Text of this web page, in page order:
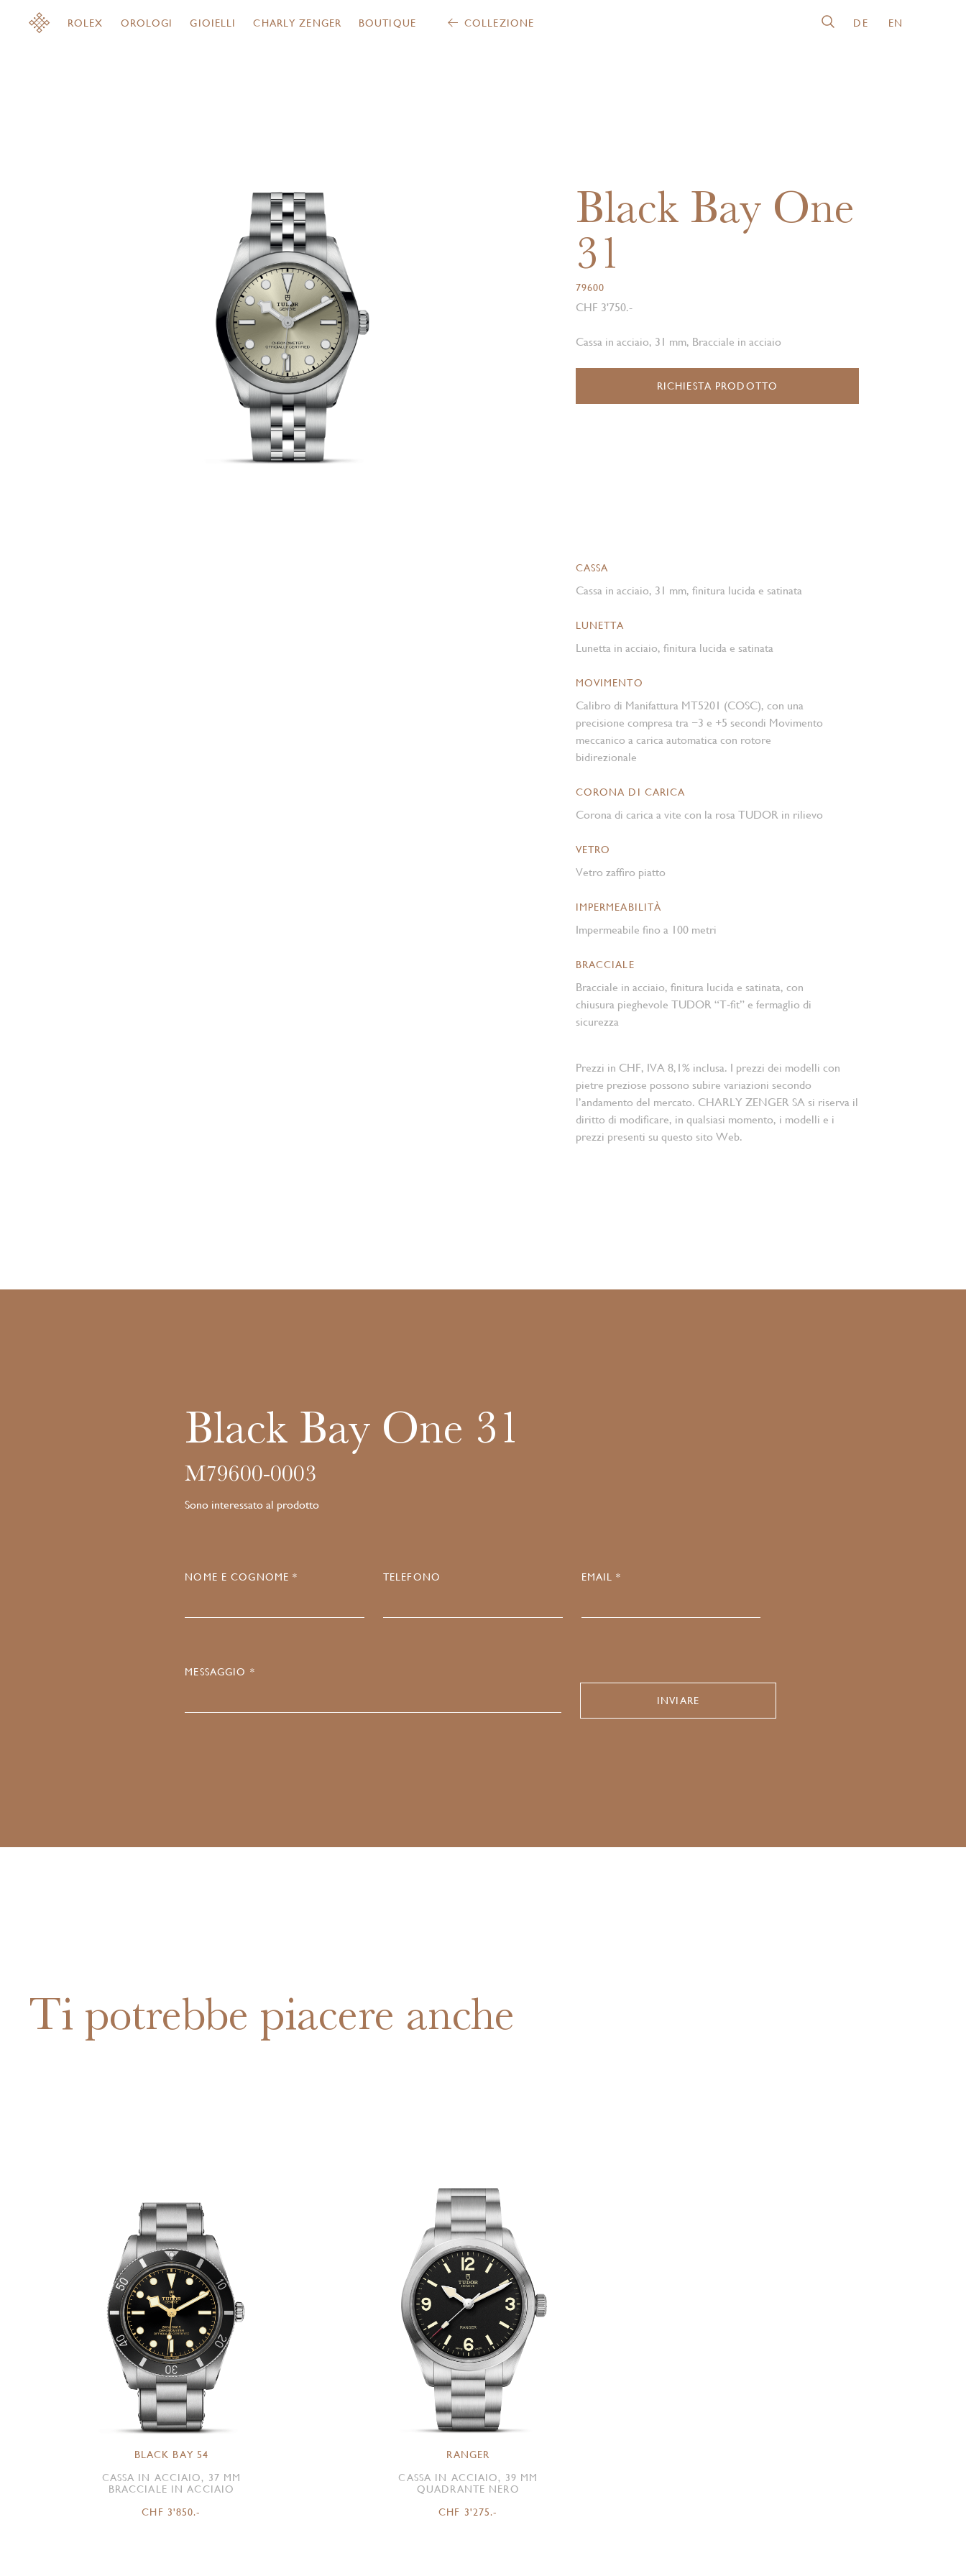
ROLEX OROLOGI GIOIELLI CHARLY ZENGER BOUTIQUE COLLEZIONE DE EN
Black Bay One
31
79600
CHF 3'750.-
Cassa in acciaio, 31 mm, Bracciale in acciaio
RICHIESTA PRODOTTO
CASSA
Cassa in acciaio, 31 mm, finitura lucida e satinata
LUNETTA
Lunetta in acciaio, finitura lucida e satinata
MOVIMENTO
Calibro di Manifattura MT5201 (COSC), con una
precisione compresa tra −3 e +5 secondi Movimento
meccanico a carica automatica con rotore
bidirezionale
CORONA DI CARICA
Corona di carica a vite con la rosa TUDOR in rilievo
VETRO
Vetro zaffiro piatto
IMPERMEABILITÀ
Impermeabile fino a 100 metri
BRACCIALE
Bracciale in acciaio, finitura lucida e satinata, con
chiusura pieghevole TUDOR “T‑fit” e fermaglio di
sicurezza
Prezzi in CHF, IVA 8,1% inclusa. I prezzi dei modelli con
pietre preziose possono subire variazioni secondo
l’andamento del mercato. CHARLY ZENGER SA si riserva il
diritto di modificare, in qualsiasi momento, i modelli e i
prezzi presenti su questo sito Web.
Black Bay One 31
M79600-0003
Sono interessato al prodotto
NOME E COGNOME * TELEFONO EMAIL *
MESSAGGIO *
Ti potrebbe piacere anche
BLACK BAY 54
CASSA IN ACCIAIO, 37 MM
BRACCIALE IN ACCIAIO
CHF 3'850.-
RANGER
CASSA IN ACCIAIO, 39 MM
QUADRANTE NERO
CHF 3'275.-